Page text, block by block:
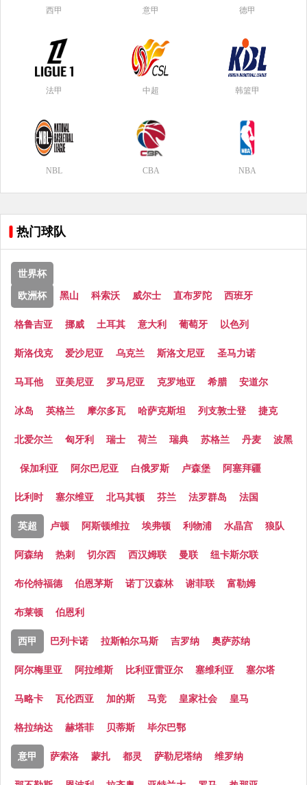
西甲 意甲 德甲
法甲 中超 韩篮甲
NBL CBA NBA
热门球队
世界杯
欧洲杯 黑山 科索沃 威尔士 直布罗陀 西班牙
格鲁吉亚 挪威 土耳其 意大利 葡萄牙 以色列
斯洛伐克 爱沙尼亚 乌克兰 斯洛文尼亚 圣马力诺
马耳他 亚美尼亚 罗马尼亚 克罗地亚 希腊 安道尔
冰岛 英格兰 摩尔多瓦 哈萨克斯坦 列支敦士登 捷克
北爱尔兰 匈牙利 瑞士 荷兰 瑞典 苏格兰 丹麦 波黑
保加利亚 阿尔巴尼亚 白俄罗斯 卢森堡 阿塞拜疆
比利时 塞尔维亚 北马其顿 芬兰 法罗群岛 法国
英超 卢顿 阿斯顿维拉 埃弗顿 利物浦 水晶宫 狼队
阿森纳 热刺 切尔西 西汉姆联 曼联 纽卡斯尔联
布伦特福德 伯恩茅斯 诺丁汉森林 谢菲联 富勒姆
布莱顿 伯恩利
西甲 巴列卡诺 拉斯帕尔马斯 吉罗纳 奥萨苏纳
阿尔梅里亚 阿拉维斯 比利亚雷亚尔 塞维利亚 塞尔塔
马略卡 瓦伦西亚 加的斯 马竞 皇家社会 皇马
格拉纳达 赫塔菲 贝蒂斯 毕尔巴鄂
意甲 萨索洛 蒙扎 都灵 萨勒尼塔纳 维罗纳